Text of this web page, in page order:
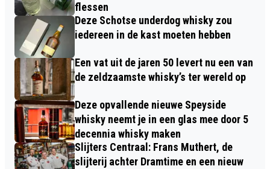
flessen
Deze Schotse underdog whisky zou
iedereen in de kast moeten hebben
Een vat uit de jaren 50 levert nu een van
de zeldzaamste whisky’s ter wereld op
Deze opvallende nieuwe Speyside
whisky neemt je in een glas mee door 5
decennia whisky maken
Slijters Centraal: Frans Muthert, de
slijterij achter Dramtime en een nieuw